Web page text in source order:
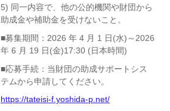
5) 同一内容で、他の公的機関や財団から
助成金や補助金を受けないこと。
■募集期間：2026 年 4 月 1 日(水)～2026
年 6 月 19 日(金)17:30 (日本時間)
■応募手続：当財団の助成サポートシス
テムから申請してください。
https://tateisi-f.yoshida-p.net/